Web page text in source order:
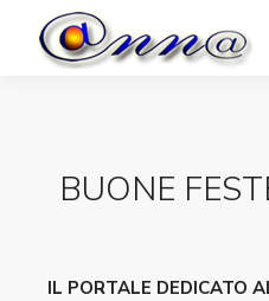
BUONE
IL PORTALE DEDICATO